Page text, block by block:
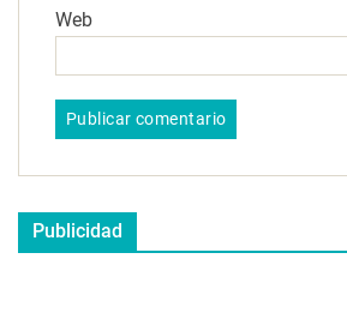
Web
Publicidad